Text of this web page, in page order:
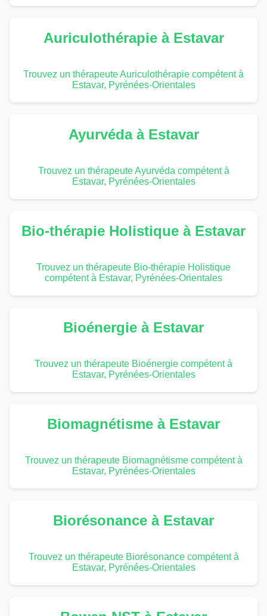
Auriculothérapie à Estavar
Trouvez un thérapeute Auriculothérapie compétent à
Estavar, Pyrénées-Orientales
Ayurvéda à Estavar
Trouvez un thérapeute Ayurvéda compétent à
Estavar, Pyrénées-Orientales
Bio-thérapie Holistique à Estavar
Trouvez un thérapeute Bio-thérapie Holistique
compétent à Estavar, Pyrénées-Orientales
Bioénergie à Estavar
Trouvez un thérapeute Bioénergie compétent à
Estavar, Pyrénées-Orientales
Biomagnétisme à Estavar
Trouvez un thérapeute Biomagnétisme compétent à
Estavar, Pyrénées-Orientales
Biorésonance à Estavar
Trouvez un thérapeute Biorésonance compétent à
Estavar, Pyrénées-Orientales